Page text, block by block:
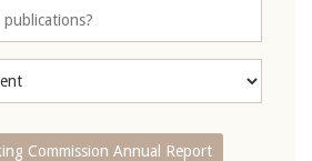
Commission Annual Report